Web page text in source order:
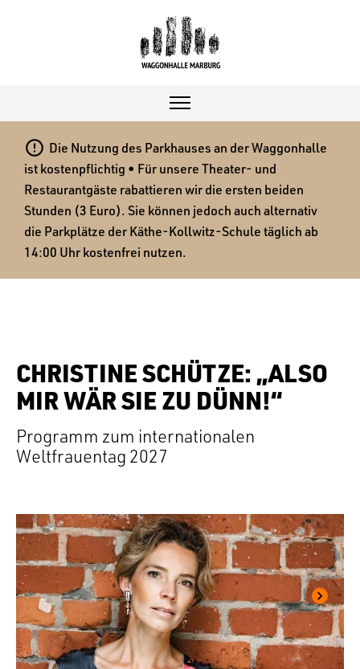
 Die Nutzung des Parkhauses an der Waggonhalle
ist kostenpflichtig • Für unsere Theater- und
Restaurantgäste rabattieren wir die ersten beiden
Stunden (3 Euro). Sie können jedoch auch alternativ
die Parkplätze der Käthe-Kollwitz-Schule täglich ab
14:00 Uhr kostenfrei nutzen.
CHRISTINE SCHÜTZE: „ALSO
MIR WÄR SIE ZU DÜNN!“
Programm zum internationalen
Weltfrauentag 2027